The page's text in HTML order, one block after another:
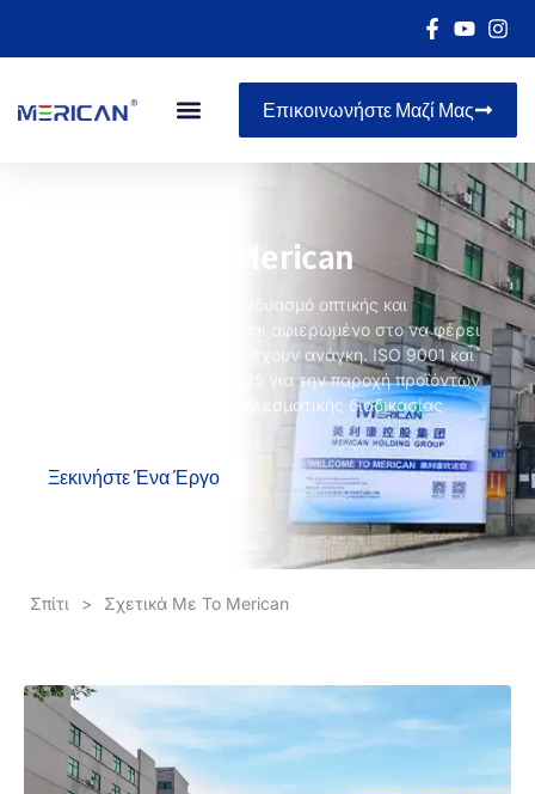
Επικοινωνήστε Μαζί Μας
Σχετικά με το Merican
Με χρόνια εξέλιξης στο συνδυασμό οπτικής και
τεχνολογίας, Το Merican είναι αφιερωμένο στο να φέρει
υγεία και ομορφιά σε όσους έχουν ανάγκη. ISO 9001 και
πιστοποιημένο κατά ISO13485 για την παροχή προϊόντων
υψηλής ποιότητας και αποτελεσματικής διαδικασίας
Ξεκινήστε Ένα Έργο
Σπίτι > Σχετικά Με Το Merican